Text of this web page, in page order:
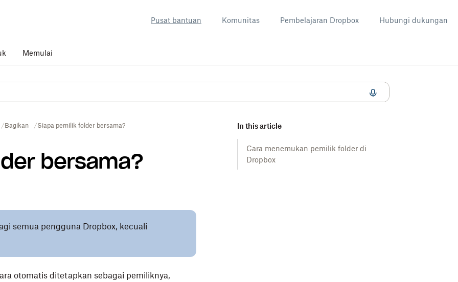
Pusat bantuan Komunitas Pembelajaran Dropbox Hubungi dukungan
Memulai
Bagikan Siapa pemilik folder bersama?
bersama?
In this article
Cara menemukan pemilik folder di
Dropbox
semua pengguna Dropbox, kecuali
otomatis ditetapkan sebagai pemiliknya,